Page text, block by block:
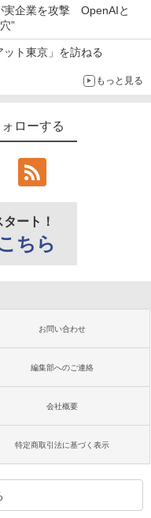
実企業を攻撃 OpenAIと
”
ト東京」を訪ねる
もっと見る
ローする
ート！
ちら
お問い合わせ
編集部へのご連絡
会社概要
特定商取引法に基づく表示